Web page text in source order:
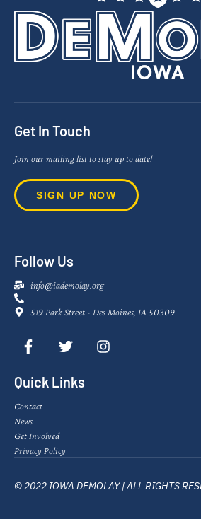
Get In Touch
Join our mailing list to stay up to date!
SIGN UP NOW
Follow Us
info@iademolay.org
519 Park Street - Des Moines, IA 50309
Quick Links
Contact
News
Get Involved
Privacy Policy
© 2022 IOWA DEMOLAY | ALL RIGHTS